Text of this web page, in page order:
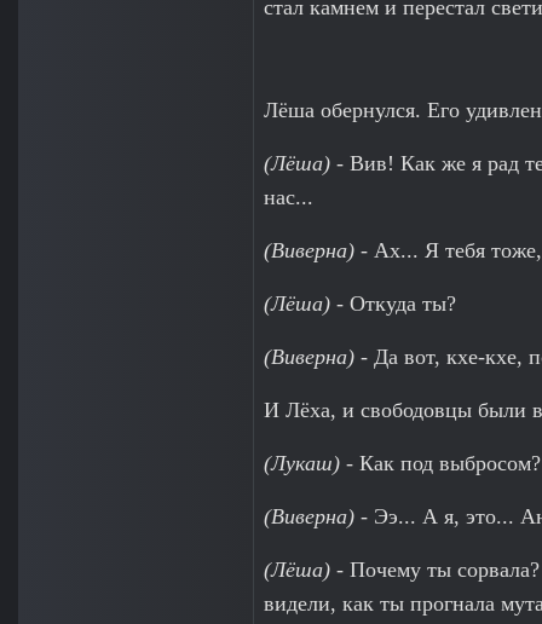
стал камнем и перестал
Лёша обернулся. Его
(Лёша) - Вив! Как же я рад
нас...
(Виверна) - Ах... Я тебя
(Лёша) - Откуда ты?
(Виверна) - Да вот, кхе-кхе,
И Лёха, и свободовцы были в
(Лукаш) - Как под
(Виверна) - Ээ... А я, это...
(Лёша) - Почему ты
видели, как ты прогнала